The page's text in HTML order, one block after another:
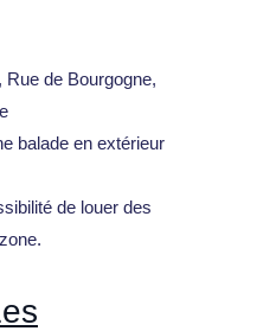
Rue de Bourgogne,
balade en extérieur
de louer des